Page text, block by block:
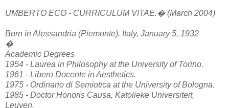
UMBERTO ECO - CURRICULUM VITAE.� (March 2004)
Born in Alessandria (Piemonte), Italy, January 5, 1932
�
Academic Degrees
1954 - Laurea in Philosophy at the University of Torino.
1961 - Libero Docente in Aesthetics.
1975 - Ordinario di Semiotica at the University of Bologna.
1985 - Doctor Honoris Causa, Katolieke Universiteit,
Leuven.